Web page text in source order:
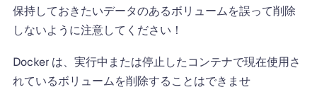
保持しておきたいデータのあるボリュームを誤って削除
しないように注意してください！
Docker は、実行中または停止したコンテナで現在使用さ
れているボリュームを削除することはできませ